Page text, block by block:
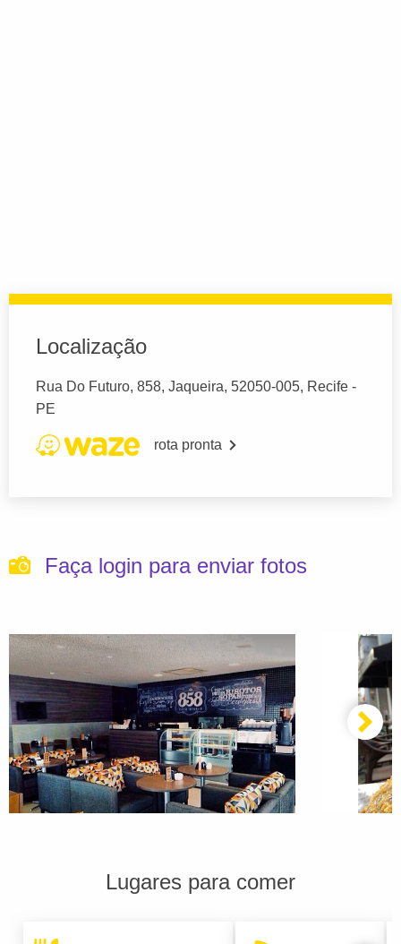
Localização
Rua Do Futuro, 858, Jaqueira, 52050-005, Recife -
PE
rota pronta
Faça login para enviar fotos
Lugares para comer